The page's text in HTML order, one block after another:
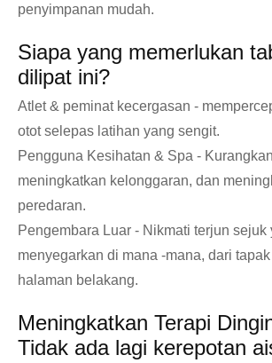
penyimpanan mudah.
Siapa yang memerlukan
dilipat ini?
Atlet & peminat kecergasan -
otot selepas latihan yang sengit.
Pengguna Kesihatan & Spa -
meningkatkan kelonggaran, dan
peredaran.
Pengembara Luar - Nikmati terjun sejuk
menyegarkan di mana -mana, dari
halaman belakang.
Meningkatkan Terapi
Tidak ada lagi kerepotan